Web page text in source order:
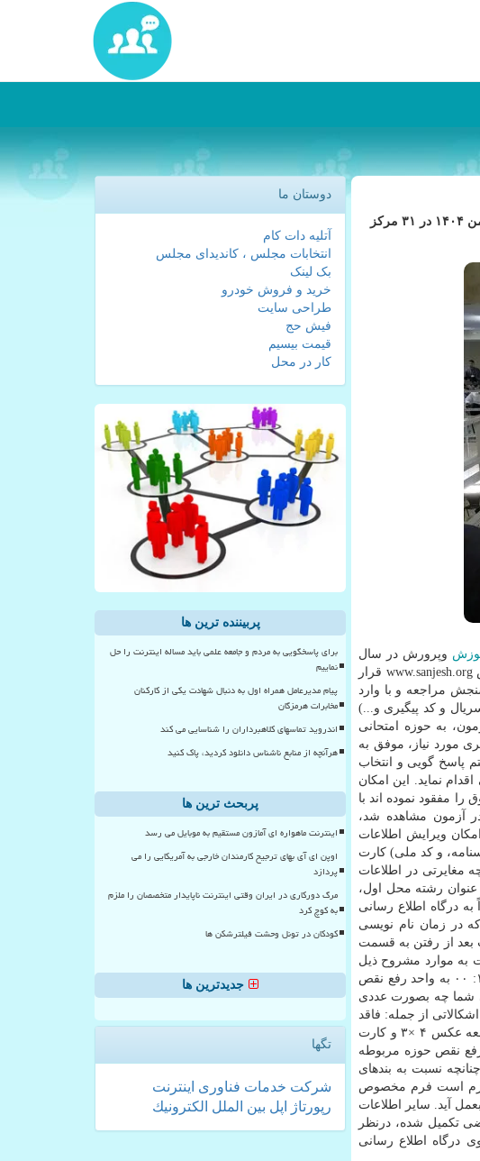
کارا پیام: آزمون تخصصی (استخدامی) جذب دانشجوی مهارت آموز وزارت آموزش و پرورش در سال ۱۴۰۴ پنج شنبه ۱۶ بهمن ۱۴۰۴ در ۳۱ مرکز
وپرورش در سال
۱۴۰۴ از روز دوشنبه ۱۳ بهمن برای مشاهده و پرینت بر روی درگاه اطلاع رسانی سازمان سنجش آموزش کشور به آدرس www.sanjesh.org قرار
مراجعه و با وارد
و کد پیگیری و...)
به حوزه امتحانی
مورد نیاز، موفق به
پاسخ گویی و انتخاب
نماید. این امکان
مفقود نموده اند با
آزمون مشاهده شد،
ویرایش اطلاعات
و کد ملی) کارت
مغایرتی در اطلاعات
کد و عنوان رشته محل اول،
شرکت در آزمون شما وجود دارد می توانید حداکثر تا ۱۶ بهمن ۱۴۰۴ منحصراً به درگاه اطلاع رسانی
در زمان نام نویسی
بعد از رفتن به قسمت
کنند. در صورتیکه نسبت به موارد مشروح ذیل
معترض هستید ضروریست در روز چهارشنبه ۱۵ بهمن بامداد از ساعت ۸: ۳۰ تا ۱۲: ۰۰ و بعدازظهر از ساعت ۱۴: ۰۰ تا ۱۷: ۰۰ به واحد رفع نقص
مراجعه کنید: ۱- چنانچه شماره داوطلبی شما چه بصورت عددی
اشکالاتی از جمله: فاقد
مُهر، واضح نبودن عکس و یا اشتباه عکس است که ضروریست ضمن همراه داشتن پرینت کارت شرکت در آزمون، ۲ قطعه عکس ۴ ×۳ و کارت
نقص حوزه مربوطه
و موضوع را پیگیری کرده تا مشکل برطرف شود. در غیر این صورت به عنوان متخلف تلقی خواهید شد.۳- چنانچه نسبت به بندهای
لازم است فرم مخصوص
آید. سایر اطلاعات
تکمیل شده، درنظر
درگاه اطلاع رسانی
دوستان ما
آتلیه دات کام
انتخابات مجلس ، کاندیدای مجلس
بک لینک
خرید و فروش خودرو
طراحی سایت
فیش حج
قیمت بیسیم
کار در محل
پربیننده ترین ها
برای پاسخگویی به مردم و جامعه علمی باید مساله اینترنت را حل
نماییم
پیام مدیرعامل همراه اول به دنبال شهادت یکی از کارکنان
مخابرات هرمزگان
اندروید تماسهای کلاهبرداران را شناسایی می کند
هرآنچه از منابع ناشناس دانلود کردید، پاک کنید
پربحث ترین ها
اینترنت ماهواره ای آمازون مستقیم به موبایل می رسد
اوپن ای آی بهای ترجیح کارمندان خارجی به آمریکایی را می
پردازد
مرگ دورکاری در ایران وقتی اینترنت ناپایدار متخصصان را ملزم
به کوچ کرد
کودکان در تونل وحشت فیلترشکن ها
جدیدترین ها
تگها
شركت خدمات فناوری اینترنت
رپورتاژ
اپل بین الملل الكترونیك